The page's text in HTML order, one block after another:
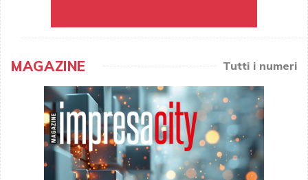
MAGAZINE Tutti i numeri